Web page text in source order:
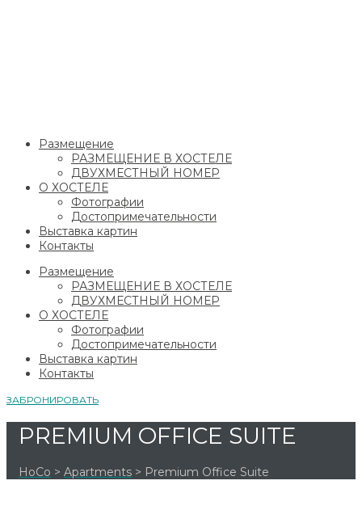
Размещение
РАЗМЕЩЕНИЕ В ХОСТЕЛЕ
ДВУХМЕСТНЫЙ НОМЕР
О ХОСТЕЛЕ
Фотографии
Достопримечательности
Выставка картин
Контакты
Размещение
РАЗМЕЩЕНИЕ В ХОСТЕЛЕ
ДВУХМЕСТНЫЙ НОМЕР
О ХОСТЕЛЕ
Фотографии
Достопримечательности
Выставка картин
Контакты
ЗАБРОНИРОВАТЬ
PREMIUM OFFICE SUITE
HoCo > Apartments > Premium Office Suite